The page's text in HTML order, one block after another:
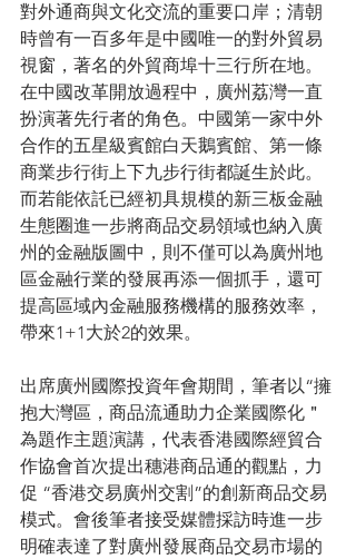
對外通商與文化交流的重要口岸；清朝
時曾有一百多年是中國唯一的對外貿易
視窗，著名的外貿商埠十三行所在地。
在中國改革開放過程中，廣州荔灣一直
扮演著先行者的角色。中國第一家中外
合作的五星級賓館白天鵝賓館、第一條
商業步行街上下九步行街都誕生於此。
而若能依託已經初具規模的新三板金融
生態圈進一步將商品交易領域也納入廣
州的金融版圖中，則不僅可以為廣州地
區金融行業的發展再添一個抓手，還可
提高區域內金融服務機構的服務效率，
帶來1+1大於2的效果。
出席廣州國際投資年會期間，筆者以“擁
抱大灣區，商品流通助力企業國際化＂
為題作主題演講，代表香港國際經貿合
作協會首次提出穗港商品通的觀點，力
促 “香港交易廣州交割”的創新商品交易
模式。會後筆者接受媒體採訪時進一步
明確表達了對廣州發展商品交易市場的